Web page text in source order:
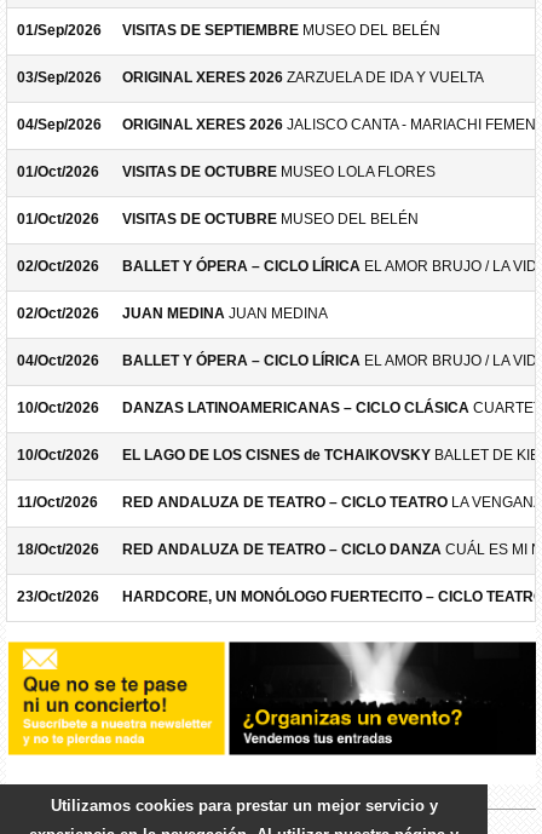
01/Sep/2026 VISITAS DE SEPTIEMBRE MUSEO DEL BELÉN
03/Sep/2026 ORIGINAL XERES 2026 ZARZUELA DE IDA Y VUELTA
04/Sep/2026 ORIGINAL XERES 2026 JALISCO CANTA - MARIACHI
01/Oct/2026 VISITAS DE OCTUBRE MUSEO LOLA FLORES
01/Oct/2026 VISITAS DE OCTUBRE MUSEO DEL BELÉN
02/Oct/2026 BALLET Y ÓPERA – CICLO LÍRICA EL AMOR BRUJO / LA
02/Oct/2026 JUAN MEDINA JUAN MEDINA
04/Oct/2026 BALLET Y ÓPERA – CICLO LÍRICA EL AMOR BRUJO / LA
10/Oct/2026 DANZAS LATINOAMERICANAS – CICLO CLÁSICA
10/Oct/2026 EL LAGO DE LOS CISNES de TCHAIKOVSKY BALLET DE
11/Oct/2026 RED ANDALUZA DE TEATRO – CICLO TEATRO LA
18/Oct/2026 RED ANDALUZA DE TEATRO – CICLO DANZA CUÁL ES MI
23/Oct/2026 HARDCORE, UN MONÓLOGO FUERTECITO – CICLO
Utilizamos cookies para prestar un mejor servicio y